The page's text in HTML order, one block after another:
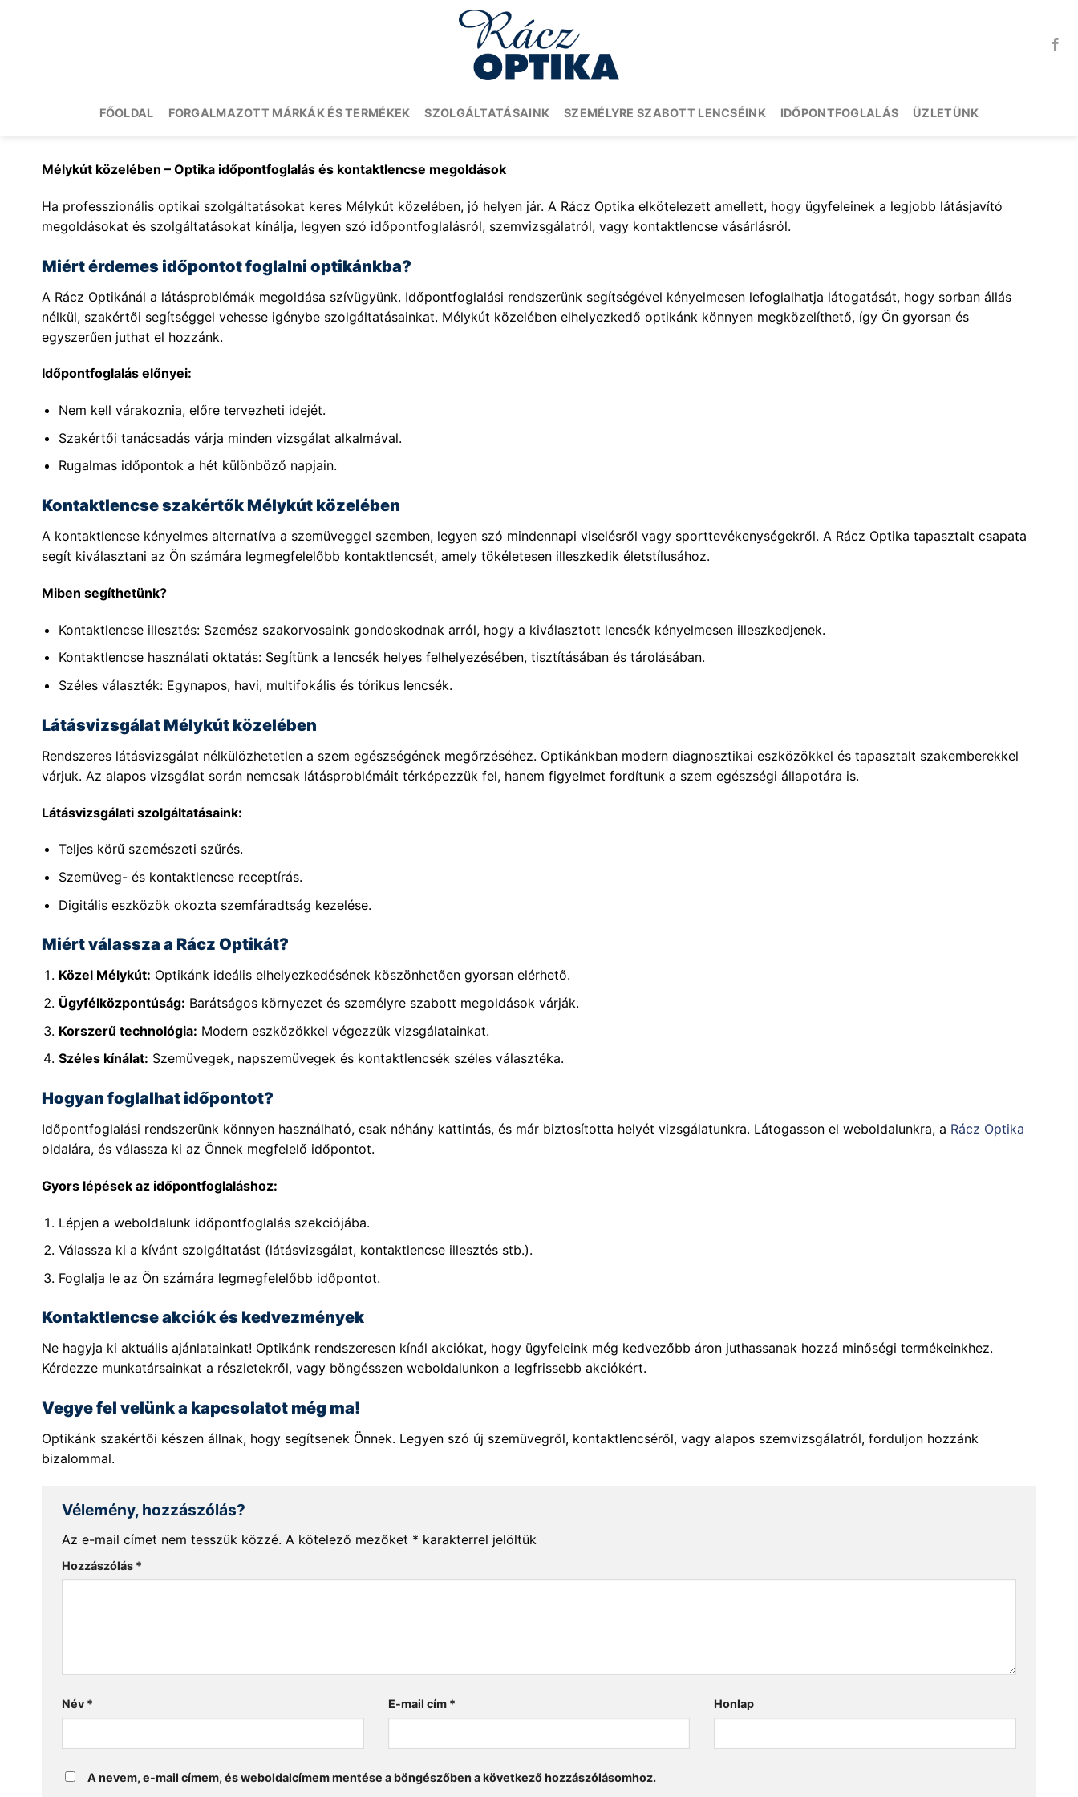
FŐOLDAL FORGALMAZOTT MÁRKÁK ÉS TERMÉKEK SZOLGÁLTATÁSAINK SZEMÉLYRE SZABOTT LENCSÉINK IDŐPONTFOGLALÁS ÜZLETÜNK
Mélykút közelében – Optika időpontfoglalás és kontaktlencse megoldások
Ha professzionális optikai szolgáltatásokat keres Mélykút közelében, jó helyen jár. A Rácz Optika elkötelezett amellett, hogy ügyfeleinek a legjobb látásjavító
megoldásokat és szolgáltatásokat kínálja, legyen szó időpontfoglalásról, szemvizsgálatról, vagy kontaktlencse vásárlásról.
Miért érdemes időpontot foglalni optikánkba?
A Rácz Optikánál a látásproblémák megoldása szívügyünk. Időpontfoglalási rendszerünk segítségével kényelmesen lefoglalhatja látogatását, hogy sorban állás
nélkül, szakértői segítséggel vehesse igénybe szolgáltatásainkat. Mélykút közelében elhelyezkedő optikánk könnyen megközelíthető, így Ön gyorsan és
egyszerűen juthat el hozzánk.
Időpontfoglalás előnyei:
Nem kell várakoznia, előre tervezheti idejét.
Szakértői tanácsadás várja minden vizsgálat alkalmával.
Rugalmas időpontok a hét különböző napjain.
Kontaktlencse szakértők Mélykút közelében
A kontaktlencse kényelmes alternatíva a szemüveggel szemben, legyen szó mindennapi viselésről vagy sporttevékenységekről. A Rácz Optika tapasztalt csapata
segít kiválasztani az Ön számára legmegfelelőbb kontaktlencsét, amely tökéletesen illeszkedik életstílusához.
Miben segíthetünk?
Kontaktlencse illesztés: Szemész szakorvosaink gondoskodnak arról, hogy a kiválasztott lencsék kényelmesen illeszkedjenek.
Kontaktlencse használati oktatás: Segítünk a lencsék helyes felhelyezésében, tisztításában és tárolásában.
Széles választék: Egynapos, havi, multifokális és tórikus lencsék.
Látásvizsgálat Mélykút közelében
Rendszeres látásvizsgálat nélkülözhetetlen a szem egészségének megőrzéséhez. Optikánkban modern diagnosztikai eszközökkel és tapasztalt szakemberekkel
várjuk. Az alapos vizsgálat során nemcsak látásproblémáit térképezzük fel, hanem figyelmet fordítunk a szem egészségi állapotára is.
Látásvizsgálati szolgáltatásaink:
Teljes körű szemészeti szűrés.
Szemüveg- és kontaktlencse receptírás.
Digitális eszközök okozta szemfáradtság kezelése.
Miért válassza a Rácz Optikát?
Közel Mélykút: Optikánk ideális elhelyezkedésének köszönhetően gyorsan elérhető.
Ügyfélközpontúság: Barátságos környezet és személyre szabott megoldások várják.
Korszerű technológia: Modern eszközökkel végezzük vizsgálatainkat.
Széles kínálat: Szemüvegek, napszemüvegek és kontaktlencsék széles választéka.
Hogyan foglalhat időpontot?
Időpontfoglalási rendszerünk könnyen használható, csak néhány kattintás, és már biztosította helyét vizsgálatunkra. Látogasson el weboldalunkra, a Rácz Optika
oldalára, és válassza ki az Önnek megfelelő időpontot.
Gyors lépések az időpontfoglaláshoz:
Lépjen a weboldalunk időpontfoglalás szekciójába.
Válassza ki a kívánt szolgáltatást (látásvizsgálat, kontaktlencse illesztés stb.).
Foglalja le az Ön számára legmegfelelőbb időpontot.
Kontaktlencse akciók és kedvezmények
Ne hagyja ki aktuális ajánlatainkat! Optikánk rendszeresen kínál akciókat, hogy ügyfeleink még kedvezőbb áron juthassanak hozzá minőségi termékeinkhez.
Kérdezze munkatársainkat a részletekről, vagy böngésszen weboldalunkon a legfrissebb akciókért.
Vegye fel velünk a kapcsolatot még ma!
Optikánk szakértői készen állnak, hogy segítsenek Önnek. Legyen szó új szemüvegről, kontaktlencséről, vagy alapos szemvizsgálatról, forduljon hozzánk
bizalommal.
Vélemény, hozzászólás?
Az e-mail címet nem tesszük közzé. A kötelező mezőket * karakterrel jelöltük
Hozzászólás *
Név * E-mail cím * Honlap
A nevem, e-mail címem, és weboldalcímem mentése a böngészőben a következő hozzászólásomhoz.